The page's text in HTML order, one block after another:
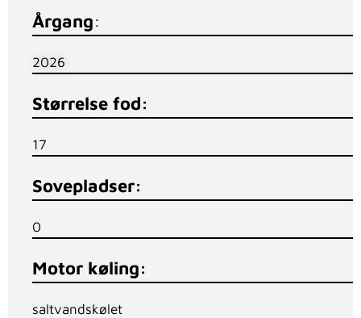
Årgang:
2026
Størrelse fod:
17
Sovepladser:
0
Motor køling:
saltvandskølet